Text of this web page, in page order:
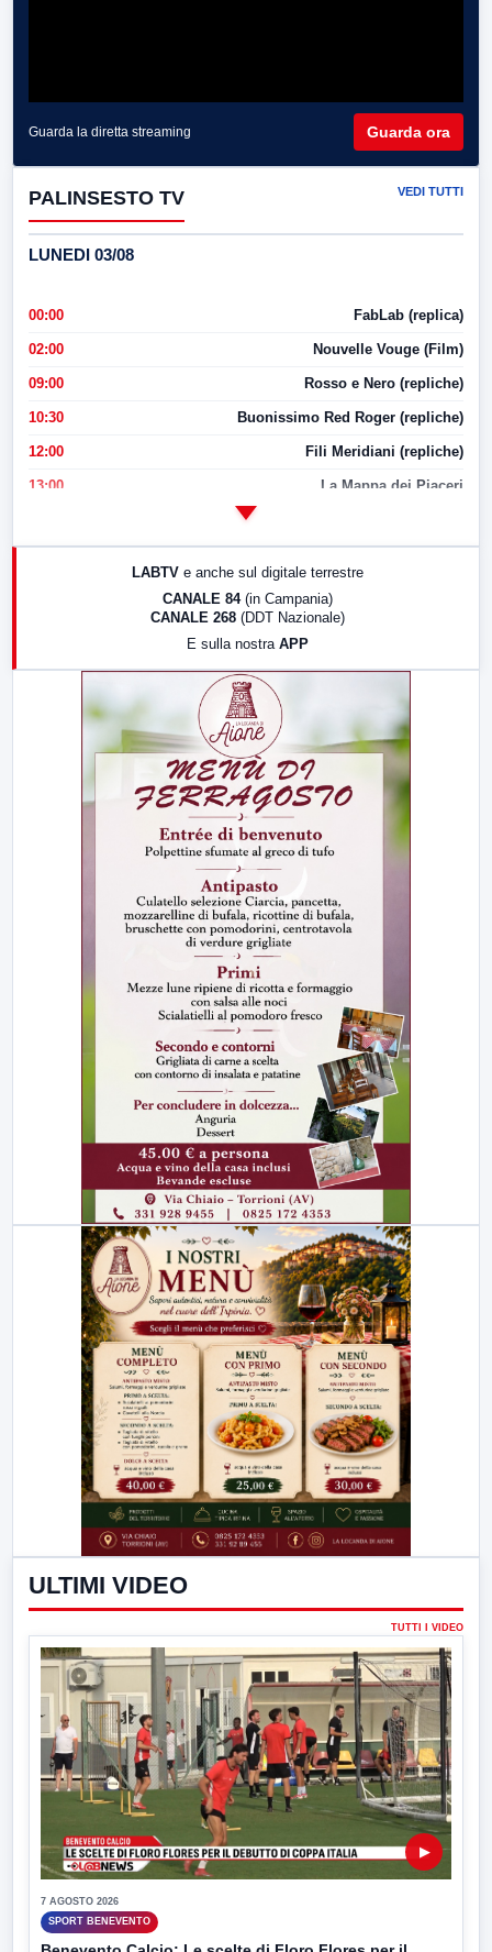
Guarda la diretta streaming Guarda ora
PALINSESTO TV VEDI TUTTI
LUNEDI 03/08
00:00 FabLab (replica)
02:00 Nouvelle Vouge (Film)
09:00 Rosso e Nero (repliche)
10:30 Buonissimo Red Roger (repliche)
12:00 Fili Meridiani (repliche)
13:00 La Mappa dei Piaceri
LABTV e anche sul digitale terrestre
CANALE 84 (in Campania)
CANALE 268 (DDT Nazionale)
E sulla nostra APP
ULTIMI VIDEO
TUTTI I VIDEO
▶
7 AGOSTO 2026
SPORT BENEVENTO